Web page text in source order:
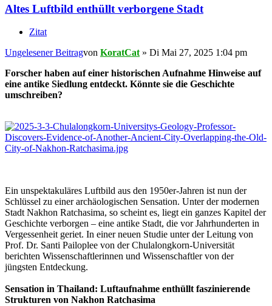
Altes Luftbild enthüllt verborgene Stadt
Zitat
Ungelesener Beitragvon KoratCat » Di Mai 27, 2025 1:04 pm
Forscher haben auf einer historischen Aufnahme Hinweise auf
eine antike Siedlung entdeckt. Könnte sie die Geschichte
umschreiben?
Ein unspektakuläres Luftbild aus den 1950er-Jahren ist nun der
Schlüssel zu einer archäologischen Sensation. Unter der modernen
Stadt Nakhon Ratchasima, so scheint es, liegt ein ganzes Kapitel der
Geschichte verborgen – eine antike Stadt, die vor Jahrhunderten in
Vergessenheit geriet. In einer neuen Studie unter der Leitung von
Prof. Dr. Santi Pailoplee von der Chulalongkorn-Universität
berichten Wissenschaftlerinnen und Wissenschaftler von der
jüngsten Entdeckung.
Sensation in Thailand: Luftaufnahme enthüllt faszinierende
Strukturen von Nakhon Ratchasima